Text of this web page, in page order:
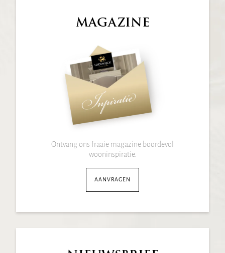
MAGAZINE
Ontvang ons fraaie magazine boordevol
wooninspiratie.
AANVRAGEN